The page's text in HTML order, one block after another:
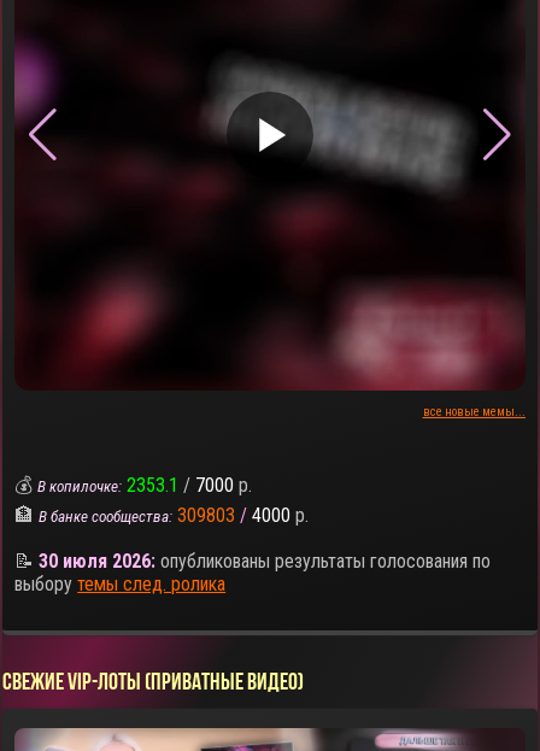
▶
все новые мемы...
💰В копилочке: 2353.1 / 7000 р.
🏦В банке сообщества: 309803 / 4000 р.
📝30 июля 2026: опубликованы результаты голосования по
выборутемы след. ролика
СВЕЖИЕ VIP-ЛОТЫ (ПРИВАТНЫЕ ВИДЕО)